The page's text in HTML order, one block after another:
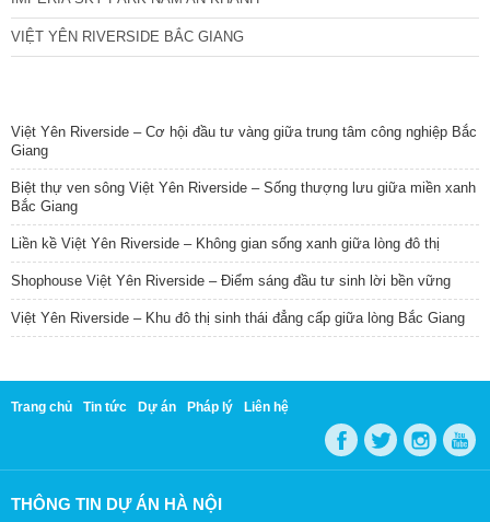
VIỆT YÊN RIVERSIDE BẮC GIANG
Việt Yên Riverside – Cơ hội đầu tư vàng giữa trung tâm công nghiệp Bắc
Giang
Biệt thự ven sông Việt Yên Riverside – Sống thượng lưu giữa miền xanh
Bắc Giang
Liền kề Việt Yên Riverside – Không gian sống xanh giữa lòng đô thị
Shophouse Việt Yên Riverside – Điểm sáng đầu tư sinh lời bền vững
Việt Yên Riverside – Khu đô thị sinh thái đẳng cấp giữa lòng Bắc Giang
Trang chủ Tin tức Dự án Pháp lý Liên hệ
THÔNG TIN DỰ ÁN HÀ NỘI